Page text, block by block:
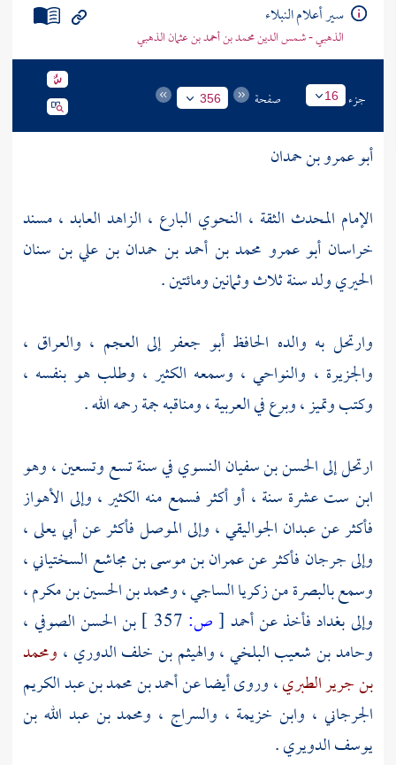
سير أعلام النبلاء
الذهبي - شمس الدين محمد بن أحمد بن عثمان الذهبي
جزء 16 صفحة 356
أبو عمرو بن حمدان
الإمام المحدث الثقة ، النحوي البارع ، الزاهد العابد ، مسند
خراسان أبو عمرو محمد بن أحمد بن حمدان بن علي بن سنان
الحيريولد سنة ثلاث وثمانين ومائتين .
وارتحل به والده الحافظ أبو جعفرإلى العجم ، والعراق ،
والجزيرة ، والنواحي ، وسمعه الكثير ، وطلب هو بنفسه ،
وكتب وتميز ، وبرع في العربية ، ومناقبه جمة رحمه الله .
ارتحل إلىالحسن بن سفيان النسويفي سنة تسع وتسعين ، وهو
ابن ست عشرة سنة ، أو أكثر فسمع منه الكثير ، وإلى الأهواز
فأكثر عنعبدان الجواليقي، وإلىالموصلفأكثر عنأبي يعلى،
وإلىجرجان فأكثر عنعمران بن موسى بن مجاشع السختياني،
وسمعبالبصرةمنزكريا الساجي،ومحمد بن الحسين بن مكرم،
وإلىبغدادفأخذ عنأحمد [ص: بن الحسن الصوفي ،
وحامد بن شعيب البلخي،والهيثم بن خلف الدوري ، ومحمد
بن جرير الطبري، وروى أيضا عنأحمد بن محمد بن عبد الكريم
الجرجاني ، وابن خزيمة ، والسراج ، ومحمد بن عبد الله بن
يوسف الدويري.